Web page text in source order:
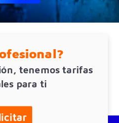
tenemos tarifas
para ti